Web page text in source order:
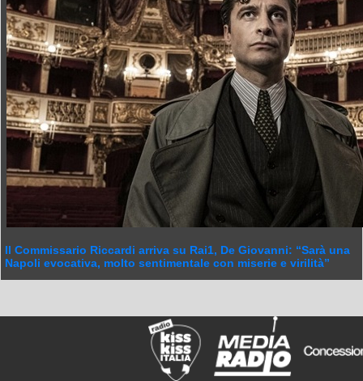
Il Commissario Riccardi arriva su Rai1, De Giovanni: “Sarà una
Napoli evocativa, molto sentimentale con miserie e virilità”